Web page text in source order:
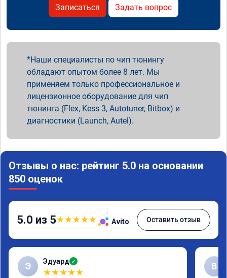
Записаться Задать вопрос
Наши специалисты по чип тюнингу
обладают опытом более 8 лет. Мы
применяем только профессиональное и
лицензионное оборудование для чип
тюнинга (Flex, Kess 3, Autotuner, Bitbox) и
диагностики (Launch, Autel).
Отзывы о нас: рейтинг 5.0 на основании
850 оценок
5.0 из 5★★★★★ Avito Оставить отзыв
Э Эдуард ✓
★★★★★
В